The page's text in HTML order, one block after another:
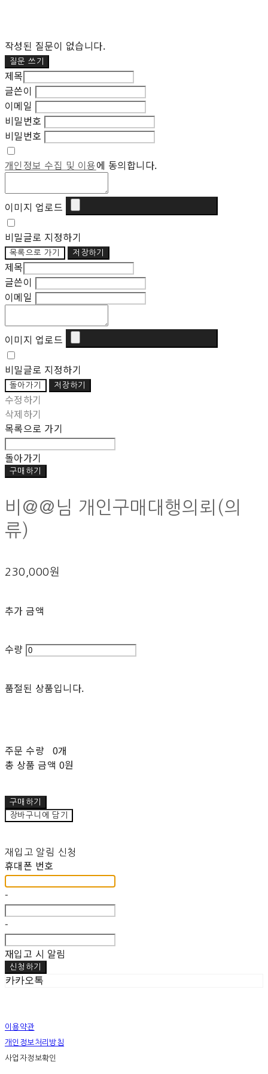
작성된 질문이 없습니다.
질문 쓰기
제목
글쓴이
이메일
비밀번호
비밀번호
개인정보 수집 및 이용에 동의합니다.
이미지 업로드
비밀글로 지정하기
목록으로 가기 저장하기
제목
글쓴이
이메일
이미지 업로드
비밀글로 지정하기
돌아가기 저장하기
수정하기
삭제하기
목록으로 가기
돌아가기
구매하기
비@@님 개인구매대행의뢰(의
류)
230,000원
추가 금액
수량
품절된 상품입니다.
주문 수량 0개
총 상품 금액 0원
구매하기
장바구니에 담기
재입고 알림 신청
휴대폰 번호
-
-
재입고 시 알림
신청하기
카카오톡
이용약관
개인정보처리방침
사업자정보확인